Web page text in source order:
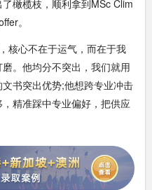
橄榄枝，顺利拿到MSc Clim
。
核心不在于运气，而在于我
。他均分不突出，我们就用
书突出优势;他想跨专业冲击
精准踩中专业偏好，把供应